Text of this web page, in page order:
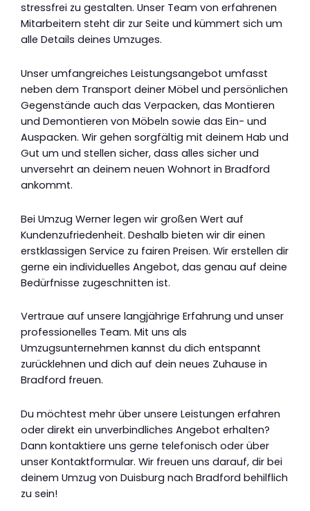
stressfrei zu gestalten. Unser Team von erfahrenen
Mitarbeitern steht dir zur Seite und kümmert sich um
alle Details deines Umzuges.
Unser umfangreiches Leistungsangebot umfasst
neben dem Transport deiner Möbel und persönlichen
Gegenstände auch das Verpacken, das Montieren
und Demontieren von Möbeln sowie das Ein- und
Auspacken. Wir gehen sorgfältig mit deinem Hab und
Gut um und stellen sicher, dass alles sicher und
unversehrt an deinem neuen Wohnort in Bradford
ankommt.
Bei Umzug Werner legen wir großen Wert auf
Kundenzufriedenheit. Deshalb bieten wir dir einen
erstklassigen Service zu fairen Preisen. Wir erstellen dir
gerne ein individuelles Angebot, das genau auf deine
Bedürfnisse zugeschnitten ist.
Vertraue auf unsere langjährige Erfahrung und unser
professionelles Team. Mit uns als
Umzugsunternehmen kannst du dich entspannt
zurücklehnen und dich auf dein neues Zuhause in
Bradford freuen.
Du möchtest mehr über unsere Leistungen erfahren
oder direkt ein unverbindliches Angebot erhalten?
Dann kontaktiere uns gerne telefonisch oder über
unser Kontaktformular. Wir freuen uns darauf, dir bei
deinem Umzug von Duisburg nach Bradford behilflich
zu sein!